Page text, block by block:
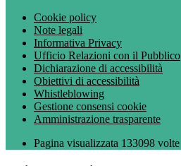
Cookie policy
Note legali
Informativa Privacy
Ufficio Relazioni con il Pubblico
Dichiarazione di accessibilità
Obiettivi di accessibilità
Whistleblowing
Gestione consensi cookie
Amministrazione trasparente
Pagina visualizzata 133098 volte